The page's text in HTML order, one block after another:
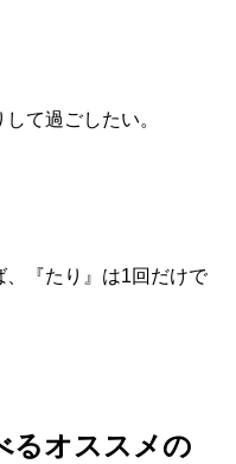
て過ごしたい。
『たり』は1回だけで
るオススメの